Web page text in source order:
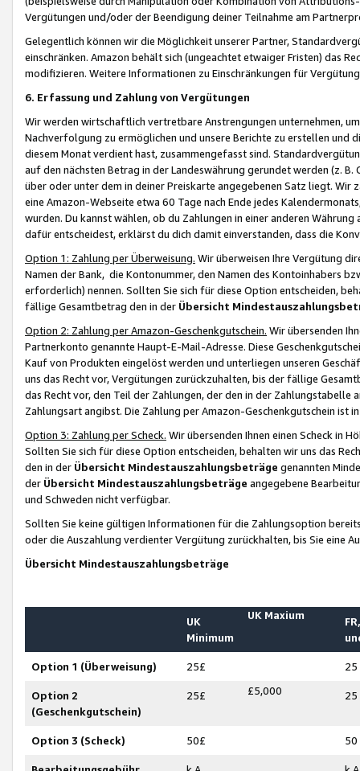
Vergütungen und/oder der Beendigung deiner Teilnahme am
Gelegentlich können wir die Möglichkeit unserer Partner,
einschränken. Amazon behält sich (ungeachtet etwaiger Fristen) das
modifizieren. Weitere Informationen zu Einschränkungen für
6. Erfassung und Zahlung von Vergütungen
Wir werden wirtschaftlich vertretbare Anstrengungen unternehmen,
Nachverfolgung zu ermöglichen und unsere Berichte zu erstellen und
diesem Monat verdient hast, zusammengefasst sind.
auf den nächsten Betrag in der Landeswährung gerundet werden (z.
über oder unter dem in deiner Preiskarte angegebenen Satz liegt.
eine Amazon-Webseite etwa 60 Tage nach Ende jedes
wurden. Du kannst wählen, ob du Zahlungen in einer anderen
dafür entscheidest, erklärst du dich damit einverstanden, dass die
Option 1: Zahlung per Überweisung. Wir überweisen Ihre Vergütung
Namen der Bank, die Kontonummer, den Namen des Kontoinhabers
erforderlich) nennen. Sollten Sie sich für diese Option entscheiden,
fällige Gesamtbetrag den in der Übersicht
Option 2: Zahlung per Amazon-Geschenkgutschein. Wir übersenden
Partnerkonto genannte Haupt-E-Mail-Adresse. Diese
Kauf von Produkten eingelöst werden und unterliegen unseren
uns das Recht vor, Vergütungen zurückzuhalten, bis der fällige
das Recht vor, den Teil der Zahlungen, der den in der
Zahlungsart angibst. Die Zahlung per Amazon-Geschenkgutschein ist
Option 3: Zahlung per Scheck. Wir übersenden Ihnen einen Scheck in
Sollten Sie sich für diese Option entscheiden, behalten wir uns das
den in der Übersicht Mindestauszahlungsbeträge genannten
der Übersicht Mindestauszahlungsbeträge angegebene
und Schweden nicht verfügbar.
Sollten Sie keine gültigen Informationen für die Zahlungsoption
oder die Auszahlung verdienter Vergütung zurückhalten, bis Sie
Übersicht Mindestauszahlungsbeträge
UK
Minimum
UK Maxium
Option 1 (Überweisung) 25£ 25
Option 2
(Geschenkgutschein)
25£ £5,000 25
Option 3 (Scheck) 50£ 50